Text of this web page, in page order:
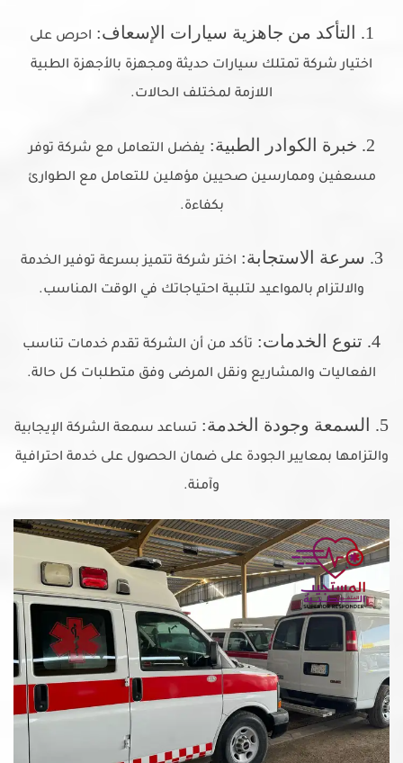
1. التأكد من جاهزية سيارات الإسعاف:
احرص على
اختيار شركة تمتلك سيارات حديثة ومجهزة بالأجهزة الطبية
اللازمة لمختلف الحالات.
2. خبرة الكوادر الطبية:
يفضل التعامل مع شركة توفر
مسعفين وممارسين صحيين مؤهلين للتعامل مع الطوارئ
بكفاءة.
3. سرعة الاستجابة:
اختر شركة تتميز بسرعة توفير الخدمة
والالتزام بالمواعيد لتلبية احتياجاتك في الوقت المناسب.
4. تنوع الخدمات:
تأكد من أن الشركة تقدم خدمات تناسب
الفعاليات والمشاريع ونقل المرضى وفق متطلبات كل حالة.
5. السمعة وجودة الخدمة:
تساعد سمعة الشركة الإيجابية
والتزامها بمعايير الجودة على ضمان الحصول على خدمة احترافية
وآمنة.